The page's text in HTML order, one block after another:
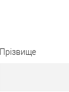
Прізвище